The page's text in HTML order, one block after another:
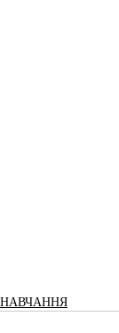
НАВЧАННЯ